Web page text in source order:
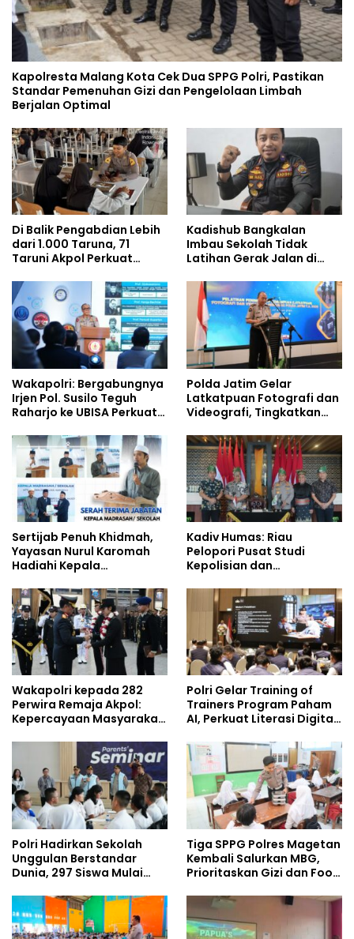
Kapolresta Malang Kota Cek Dua SPPG Polri, Pastikan
Standar Pemenuhan Gizi dan Pengelolaan Limbah
Berjalan Optimal
Di Balik Pengabdian Lebih
dari 1.000 Taruna, 71
Taruni Akpol Perkuat
Siswa Sekolah Rakyat
Kadishub Bangkalan
Imbau Sekolah Tidak
Latihan Gerak Jalan di
Wakapolri: Bergabungnya
Irjen Pol. Susilo Teguh
Raharjo ke UBISA Perkuat
Studi Kepolisian
Polda Jatim Gelar
Latkatpuan Fotografi dan
Videografi, Tingkatkan
Era Digital
Sertijab Penuh Khidmah,
Yayasan Nurul Karomah
Hadiahi Kepala
Umrah
Kadiv Humas: Riau
Pelopori Pusat Studi
Kepolisian dan
Policing Masuki Babak
Wakapolri kepada 282
Perwira Remaja Akpol:
Kepercayaan Masyarakat
Polri Gelar Training of
Trainers Program Paham
AI, Perkuat Literasi Digital
Polri Hadirkan Sekolah
Unggulan Berstandar
Dunia, 297 Siswa Mulai
Tiga SPPG Polres Magetan
Kembali Salurkan MBG,
Prioritaskan Gizi dan Food